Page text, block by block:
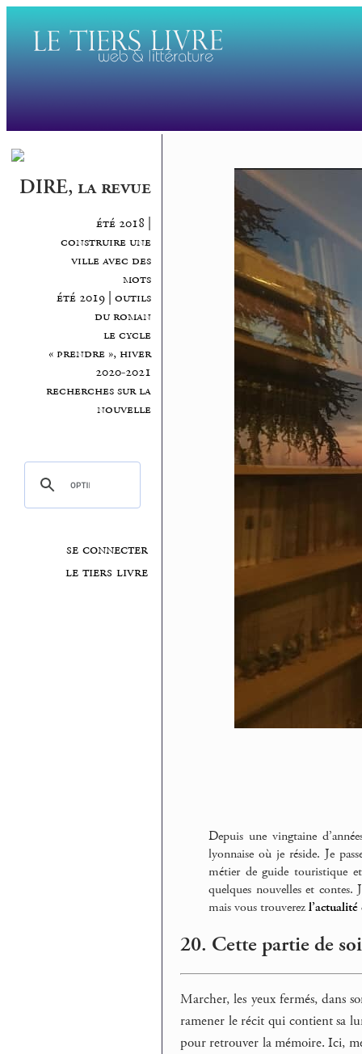
DIRE, la revue
été 2018 |
construire une
ville avec des
mots
été 2019 | outils
du roman
le cycle
« prendre », hiver
2020-2021
recherches sur la
nouvelle
se connecter
le tiers livre
Depuis une vingtaine
lyonnaise où je réside. Je
métier de guide touristique et
quelques nouvelles et contes.
mais vous trouverez
20. Cette partie de
Marcher, les yeux fermés, dans
ramener le récit qui contient sa
pour retrouver la mémoire. Ici,